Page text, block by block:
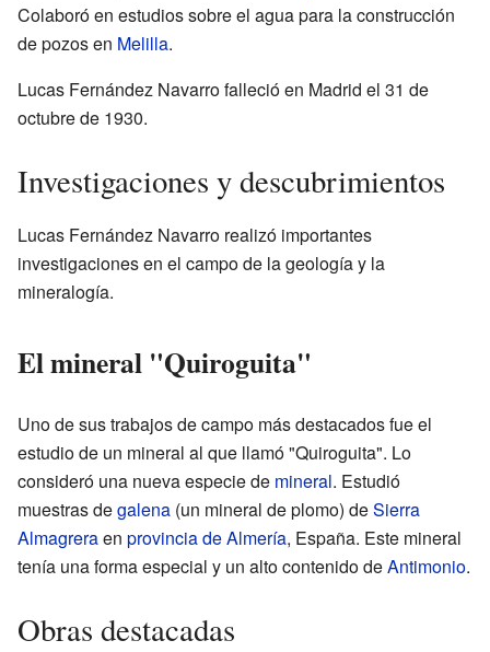
Colaboró en estudios sobre el agua para la construcción
de pozos en Melilla.
Lucas Fernández Navarro falleció en Madrid el 31 de
octubre de 1930.
Investigaciones y descubrimientos
Lucas Fernández Navarro realizó importantes
investigaciones en el campo de la geología y la
mineralogía.
El mineral "Quiroguita"
Uno de sus trabajos de campo más destacados fue el
estudio de un mineral al que llamó "Quiroguita". Lo
consideró una nueva especie de mineral. Estudió
muestras degalena (un mineral de plomo) deSierra
Almagreraen provincia de Almería, España. Este mineral
tenía una forma especial y un alto contenido deAntimonio.
Obras destacadas